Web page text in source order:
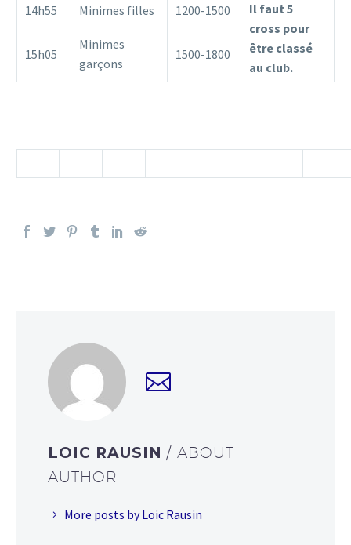
14h55
Minimes filles 1200-1500
Il faut 5
cross pour
être classé
au club.
15h05
Minimes
garçons
1500-1800
LOIC RAUSIN/ ABOUT
AUTHOR
More posts by Loic Rausin